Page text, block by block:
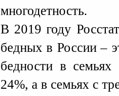
многодетность.
В 2019 году
бедных в России –
бедности в семьях
24%, а в семьях с